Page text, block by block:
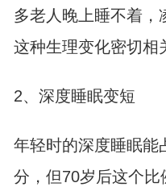
多老人晚上睡不着，
这种生理变化密切相
2、深度睡眠变短
年轻时的深度睡眠能
分，但70岁后这个